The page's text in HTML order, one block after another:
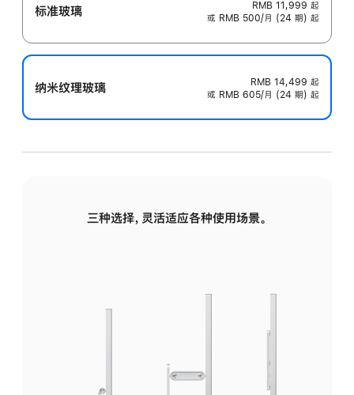
标准玻璃 RMB 11,999 起
或 RMB 500/月 (24 期) 起
纳米纹理玻璃 RMB 14,499 起
或 RMB 605/月 (24 期) 起
三种选择，灵活适应各种使用场景。